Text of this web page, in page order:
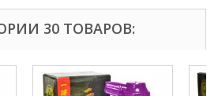
30 ТОВАРОВ: